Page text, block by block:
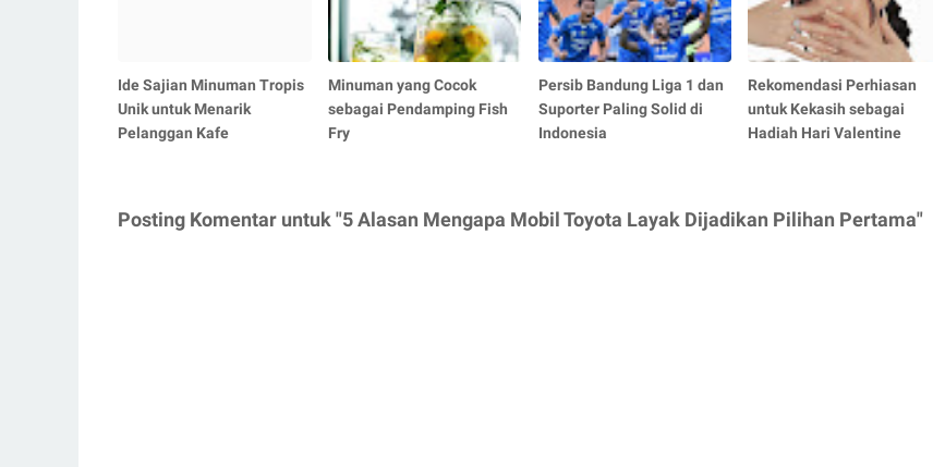
Ide Sajian Minuman Tropis
Unik untuk Menarik
Pelanggan Kafe
Minuman yang Cocok
sebagai Pendamping Fish
Fry
Persib Bandung Liga 1 dan
Suporter Paling Solid di
Indonesia
Rekomendasi Perhiasan
untuk Kekasih sebagai
Hadiah Hari Valentine
Posting Komentar untuk "5 Alasan Mengapa Mobil Toyota Layak Dijadikan Pilihan Pertama"